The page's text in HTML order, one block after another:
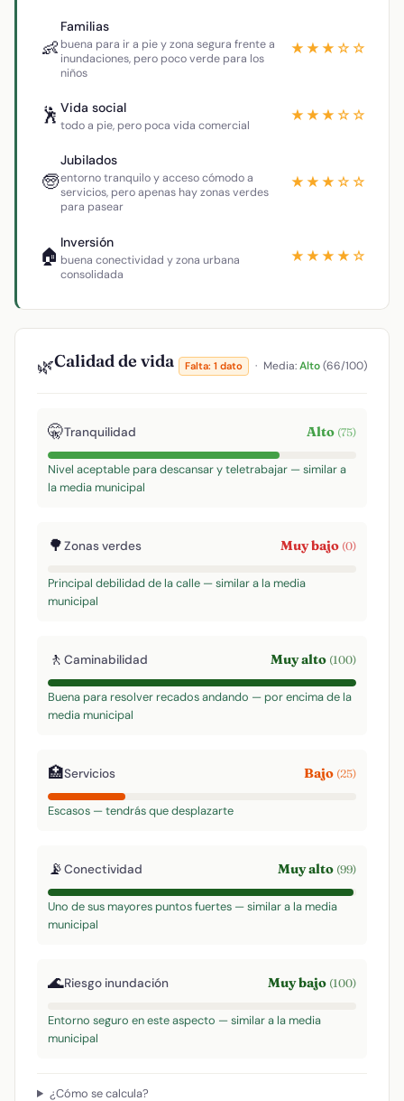
👶
Familias
buena para ir a pie y zona segura frente a
inundaciones, pero poco verde para los
niños
★★★☆☆
🕺 Vida social
todo a pie, pero poca vida comercial
★★★☆☆
🧓
Jubilados
entorno tranquilo y acceso cómodo a
servicios, pero apenas hay zonas verdes
para pasear
★★★☆☆
🏠
Inversión
buena conectividad y zona urbana
consolidada
★★★★☆
🌿Calidad de vida Falta: 1 dato · Media:Alto(66/100)
🤫Tranquilidad Alto (75)
Nivel aceptable para descansar y teletrabajar — similar a
la media municipal
🌳Zonas verdes Muy bajo (0)
Principal debilidad de la calle — similar a la media
municipal
🚶 Caminabilidad Muy alto (100)
Buena para resolver recados andando — por encima de la
media municipal
🏥Servicios Bajo (25)
Escasos — tendrás que desplazarte
📡Conectividad Muy alto (99)
Uno de sus mayores puntos fuertes — similar a la media
municipal
🌊Riesgo inundación Muy bajo (100)
Entorno seguro en este aspecto — similar a la media
municipal
¿Cómo se calcula?